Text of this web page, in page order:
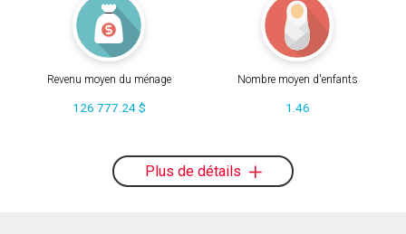
Revenu moyen du ménage
126 777.24 $
Nombre moyen d'enfants
1.46
Plus de détails